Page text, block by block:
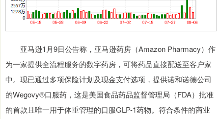
亚马逊1月9日公告称，亚马逊药房（Amazon Pharmacy）作
为一家提供全流程服务的数字药房，可将药品直接配送至客户家
中。现已通过多项保险计划及现金支付选项，提供诺和诺德公司
的Wegovy®口服药，这是美国食品药品监督管理局（FDA）批准
的首款且唯一用于体重管理的口服GLP-1药物。符合条件的商业